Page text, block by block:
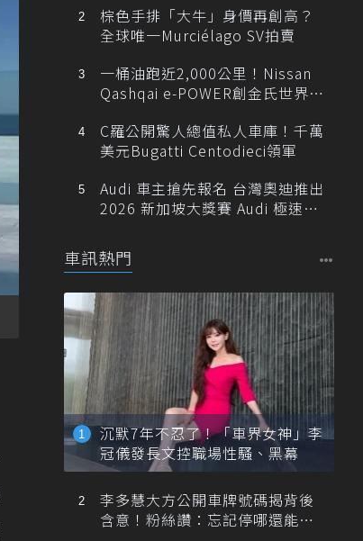
棕色手排「大牛」身價再創高？
全球唯一Murciélago SV拍賣
一桶油跑近2,000公里！Nissan
Qashqai e-POWER創金氏世界紀
C羅公開驚人總值私人車庫！千萬
美元Bugatti Centodieci領軍
Audi 車主搶先報名 台灣奧迪推出
2026 新加坡大獎賽 Audi 極速之
車訊熱門
沉默7年不忍了！「車界女神」李
冠儀發長文控職場性騷、黑幕
李多慧大方公開車牌號碼揭背後
含意！粉絲讚：忘記停哪還能幫